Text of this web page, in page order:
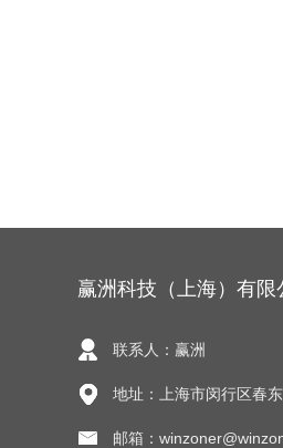
赢洲科技（上海）有限
联系人：赢洲
地址：上海市闵行区春
邮箱：